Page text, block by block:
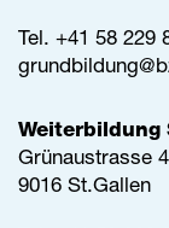
Tel. +41 58 229
grundbildung@
Weiterbildung
Grünaustrasse 4
9016 St.Gallen